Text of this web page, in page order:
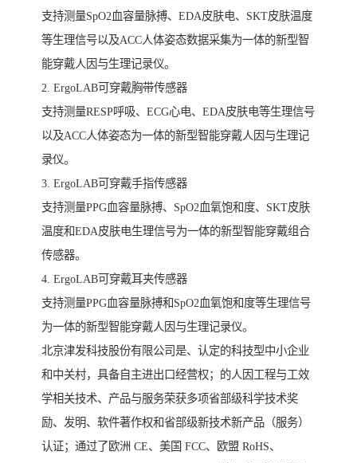
支持测量SpO2血容量脉搏、EDA皮肤电、SKT皮肤温度
等生理信号以及ACC人体姿态数据采集为一体的新型智
能穿戴人因与生理记录仪。
2. ErgoLAB可穿戴胸带传感器
支持测量RESP呼吸、ECG心电、EDA皮肤电等生理信号
以及ACC人体姿态为一体的新型智能穿戴人因与生理记
录仪。
3. ErgoLAB可穿戴手指传感器
支持测量PPG血容量脉搏、SpO2血氧饱和度、SKT皮肤
温度和EDA皮肤电生理信号为一体的新型智能穿戴组合
传感器。
4. ErgoLAB可穿戴耳夹传感器
支持测量PPG血容量脉搏和SpO2血氧饱和度等生理信号
为一体的新型智能穿戴人因与生理记录仪。
北京津发科技股份有限公司是、认定的科技型中小企业
和中关村，具备自主进出口经营权；的人因工程与工效
学相关技术、产品与服务荣获多项省部级科学技术奖
励、发明、软件著作权和省部级新技术新产品（服务）
认证；通过了欧洲 CE、美国 FCC、欧盟 RoHS、